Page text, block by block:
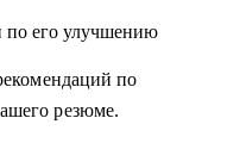
по его улучшению
по
резюме.